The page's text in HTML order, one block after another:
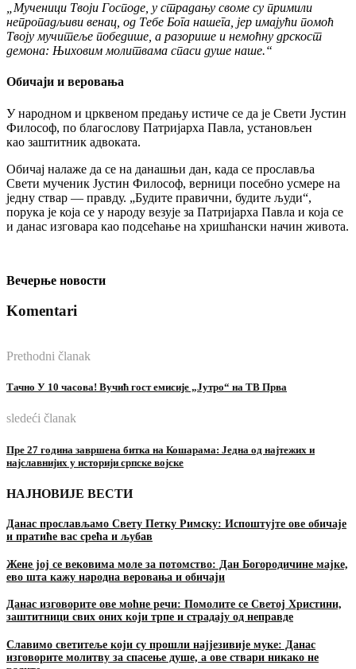
„Мученици Твоји Господе, у страдању своме су примили
непропадљиви венац, од Тебе Бога нашега, јер имајући помоћ
Твоју мучитеље победише, а разорише и немоћну дрскост
демона: Њиховим молитвама спаси душе наше.“
Обичаји и веровања
У народном и црквеном предању истиче се да је Свети Јустин
Философ, по благослову Патријарха Павла, установљен
као заштитник адвоката.
Обичај налаже да се на данашњи дан, када се прославља
Свети мученик Јустин Философ, верници посебно усмере на
једну ствар — правду. „Будите правични, будите људи“,
порука је која се у народу везује за Патријарха Павла и која се
и данас изговара као подсећање на хришћански начин живота.
Вечерње новости
Komentari
Prethodni članak
Тачно У 10 часова! Вучић гост емисије „Јутро“ на ТВ Прва
sledeći članak
Пре 27 година завршена битка на Кошарама: Једна од најтежих и
најславнијих у историји српске војске
НАЈНОВИЈЕ ВЕСТИ
Данас прослављамо Свету Петку Римску: Испоштујте ове обичаје
и пратиће вас срећа и љубав
Жене јој се вековима моле за потомство: Дан Богородичине мајке,
ево шта кажу народна веровања и обичаји
Данас изговорите ове моћне речи: Помолите се Светој Христини,
заштитници свих оних који трпе и страдају од неправде
Славимо светитеље који су прошли најјезивије муке: Данас
изговорите молитву за спасење душе, а ове ствари никако не